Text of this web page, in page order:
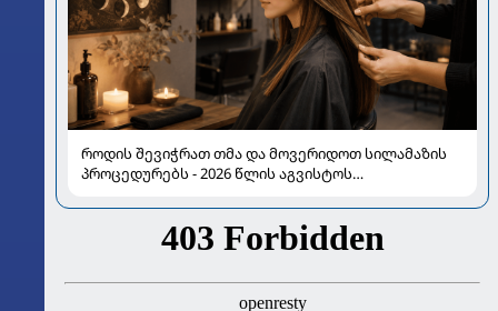
როდის შევიჭრათ თმა და მოვერიდოთ სილამაზის
პროცედურებს - 2026 წლის აგვისტოს